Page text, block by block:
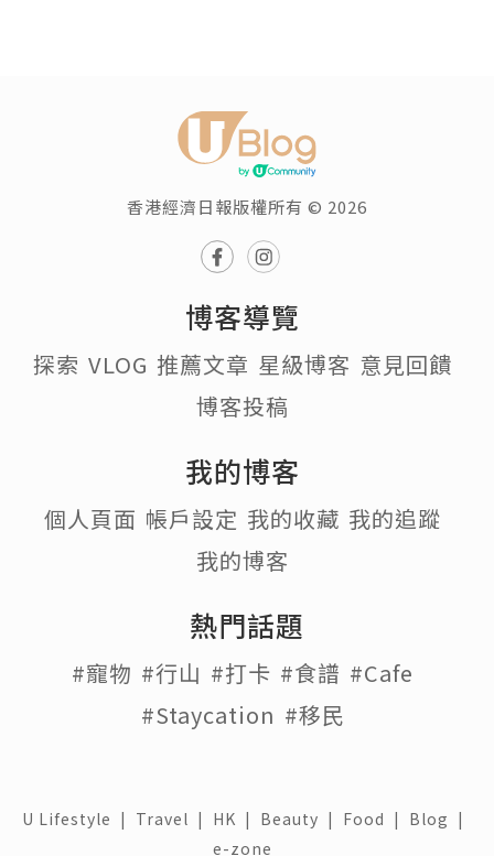
香港經濟日報版權所有 © 2026
博客導覽
探索 VLOG 推薦文章 星級博客 意見回饋
博客投稿
我的博客
個人頁面 帳戶設定 我的收藏 我的追蹤
我的博客
熱門話題
#寵物 #行山 #打卡 #食譜 #Cafe
#Staycation #移民
U Lifestyle | Travel | HK | Beauty | Food | Blog |
e-zone